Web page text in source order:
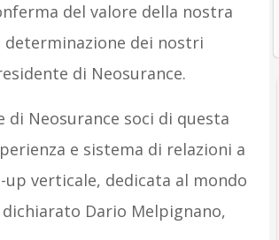
del valore della nostra
determinazione dei nostri
di Neosurance.
Neosurance soci di questa
e sistema di relazioni a
verticale, dedicata al mondo
Dario Melpignano,